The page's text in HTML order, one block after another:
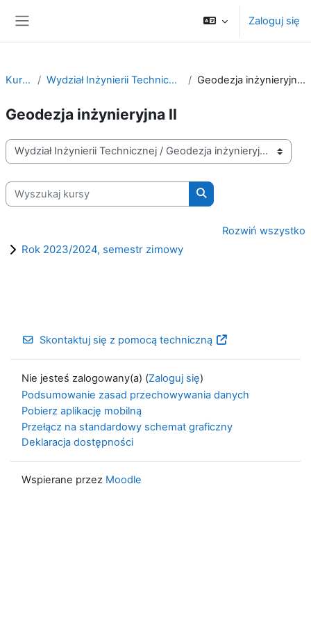
Zaloguj się
Kursy Wydział Inżynierii Technicznej Geodezja inżynieryjna II
Geodezja inżynieryjna II
Kategorie kursów
Wyszukaj kursy
Wyszukaj kursy
Rozwiń wszystko
Rok 2023/2024, semestr zimowy
Skontaktuj się z pomocą techniczną
Nie jesteś zalogowany(a) (Zaloguj się)
Podsumowanie zasad przechowywania danych
Pobierz aplikację mobilną
Przełącz na standardowy schemat graficzny
Deklaracja dostępności
Wspierane przez Moodle